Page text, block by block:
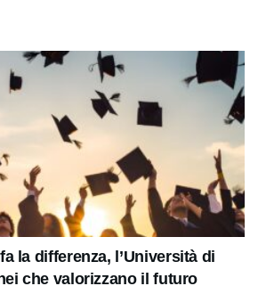
la differenza, l’Università di
che valorizzano il futuro